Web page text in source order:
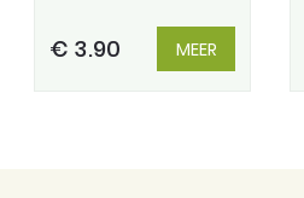
€ 3.90 MEER